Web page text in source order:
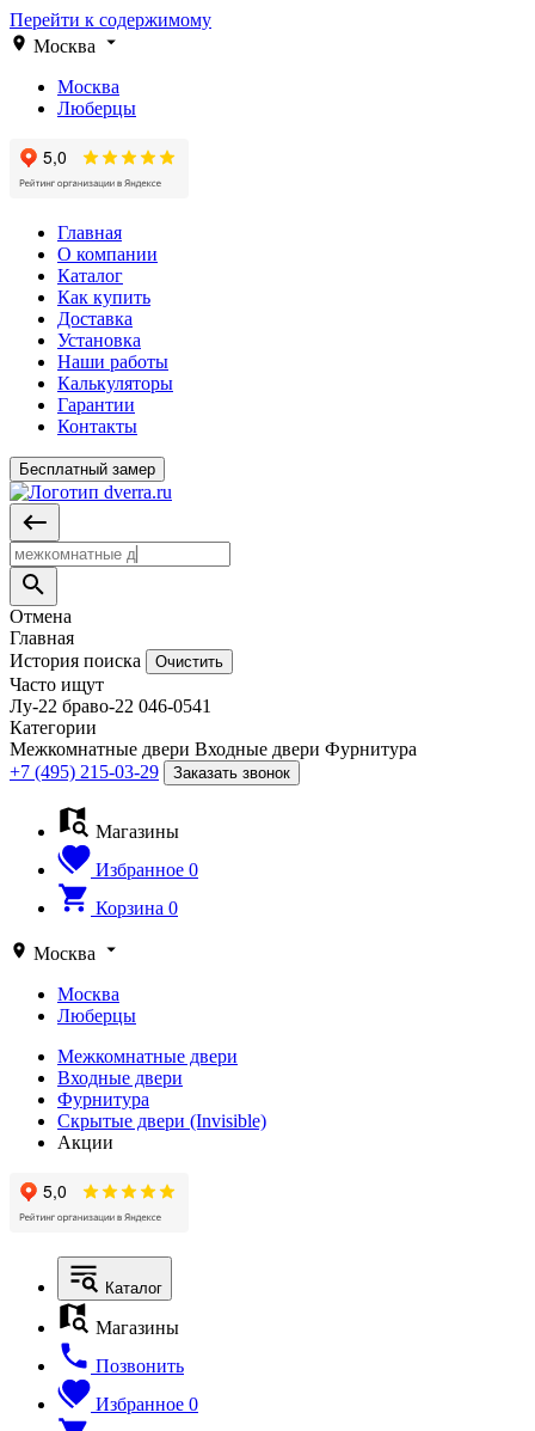
Перейти к содержимому
Москва
Москва
Люберцы
Главная
О компании
Каталог
Как купить
Доставка
Установка
Наши работы
Калькуляторы
Гарантии
Контакты
Бесплатный замер
Отмена
Главная
История поиска
Очистить
Часто ищут
Лу-22 браво-22 046-0541
Категории
Межкомнатные двери Входные двери Фурнитура
+7 (495) 215-03-29
Заказать звонок
Магазины
Избранное 0
Корзина 0
Москва
Москва
Люберцы
Межкомнатные двери
Входные двери
Фурнитура
Скрытые двери (Invisible)
Акции
Каталог
Магазины
Позвонить
Избранное 0